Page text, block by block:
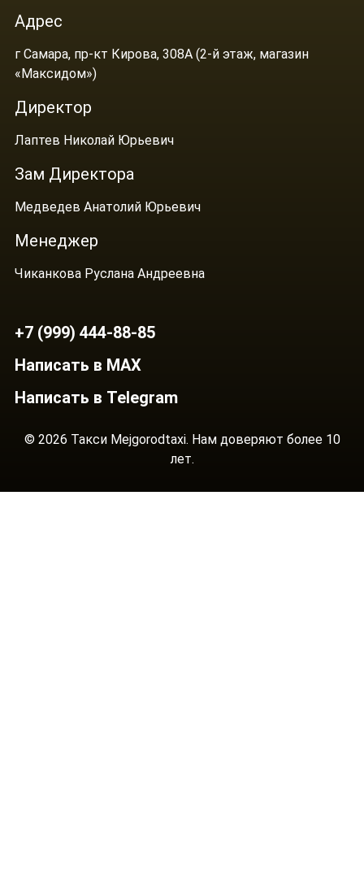
Адрес
г Самара, пр-кт Кирова, 308А (2-й этаж, магазин
«Максидом»)
Директор
Лаптев Николай Юрьевич
Зам Директора
Медведев Анатолий Юрьевич
Менеджер
Чиканкова Руслана Андреевна
+7 (999) 444-88-85
Написать в MAX
Написать в Telegram
© 2026 Такси Mejgorodtaxi. Нам доверяют более 10
лет.